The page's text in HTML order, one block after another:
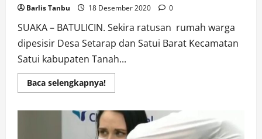
Barlis Tanbu 18 Desember 2020 0
SUAKA – BATULICIN. Sekira ratusan rumah warga
dipesisir Desa Setarap dan Satui Barat Kecamatan
Satui kabupaten Tanah...
Baca selengkapnya!Read
more
Rumah
Warga
di